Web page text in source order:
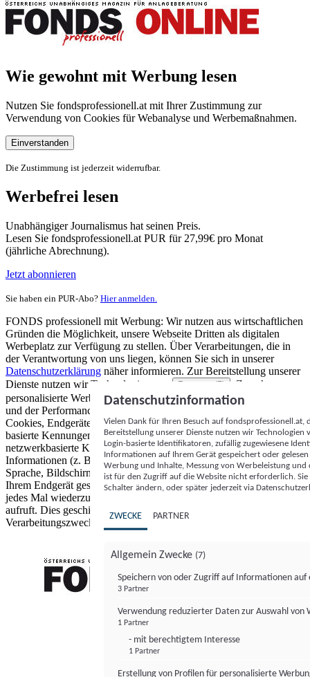
Wie gewohnt mit Werbung lesen
Nutzen Sie fondsprofessionell.at mit Ihrer Zustimmung zur
Verwendung von Cookies für Webanalyse und Werbemaßnahmen.
Einverstanden
Die Zustimmung ist jederzeit widerrufbar.
Werbefrei lesen
Unabhängiger Journalismus hat seinen Preis.
Lesen Sie fondsprofessionell.at PUR für 27,99€ pro Monat
(jährliche Abrechnung).
Jetzt abonnieren
Sie haben ein PUR-Abo? Hier anmelden.
FONDS professionell mit Werbung: Wir nutzen aus wirtschaftlichen
Gründen die Möglichkeit, unsere Webseite Dritten als digitalen
Werbeplatz zur Verfügung zu stellen. Über Verarbeitungen, die in
der Verantwortung von uns liegen, können Sie sich in unserer
Datenschutzerklärung näher informieren. Zur Bereitstellung unserer
Dienste nutzen wir Technologien von
Partnern (5)
. Zwecke:
personalisierte Werbung und Inhalte, Messung von Werbeleistung
und der Performance von Inhalten sowie Zielgruppenforschung.
Cookies, Endgeräte- oder ähnliche Online-Kennungen (z. B. login-
basierte Kennungen, zufällig generierte Kennungen,
netzwerkbasierte Kennungen) können zusammen mit anderen
Informationen (z. B. Browsertyp und Browserinformationen,
Sprache, Bildschirmgröße, unterstützte Technologien usw.) auf
Ihrem Endgerät gespeichert oder von dort ausgelesen werden, um es
jedes Mal wiederzuerkennen, wenn es eine App oder einer Webseite
aufruft. Dies geschieht für einen oder mehrere der hier aufgeführten
Verarbeitungszwecke.
Datenschutzinformation
Vielen Dank für Ihren Besuch auf
Bereitstellung unserer Dienste nutzen wir Technologien
Login-basierte Identifikatoren, zufällig zugewiesene
Informationen auf Ihrem Gerät gespeichert oder
Werbung und Inhalte, Messung von Werbeleistung
ist für den Zugriff auf die Website nicht erforderlich.
Schalter ändern, oder später jederzeit via
ZWECKE PARTNER
Allgemein Zwecke (7)
Speichern von oder Zugriff auf Informationen auf
3 Partner
Verwendung reduzierter Daten zur Auswahl von
1 Partner
- mit berechtigtem Interesse
1 Partner
Erstellung von Profilen für personalisierte
FONDS professionell